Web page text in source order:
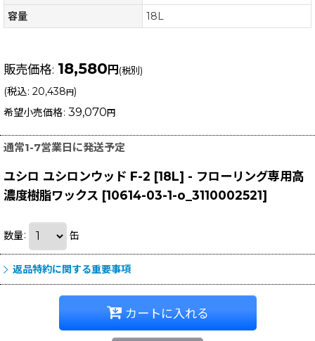
容量
18L
販売価格: 18,580円(税別)
(税込: 20,438円)
希望小売価格: 39,070 円
通常1-7営業日に発送予定
ユシロ ユシロンウッド F-2 [18L] - フローリング専用高
濃度樹脂ワックス [10614-03-1-o_3110002521]
数量: 缶
返品特約に関する重要事項
カートに入れる